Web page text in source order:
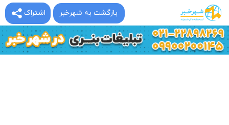
اشتراک بازگشت به شهرخبر